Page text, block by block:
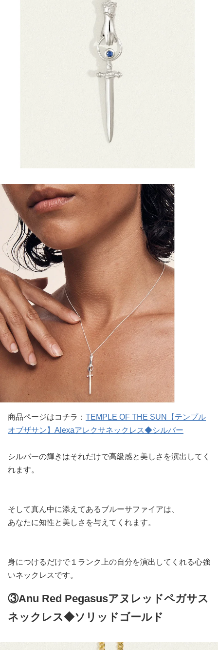
商品ページはコチラ： TEMPLE OF THE SUN【テンプル
オブザサン】Alexaアレクサネックレス◆シルバー
シルバーの輝きはそれだけで高級感と美しさを演出してく
れます。
そして真ん中に添えてあるブルーサファイアは、
あなたに知性と美しさを与えてくれます。
身につけるだけで１ランク上の自分を演出してくれる心強
いネックレスです。
③Anu Red Pegasusアヌレッドペガサス
ネックレス◆ソリッドゴールド